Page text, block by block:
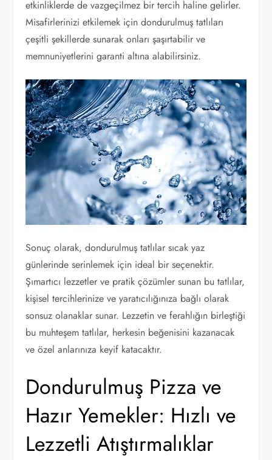
etkinliklerde de vazgeçilmez bir tercih haline gelirler.
Misafirlerinizi etkilemek için dondurulmuş tatlıları
çeşitli şekillerde sunarak onları şaşırtabilir ve
memnuniyetlerini garanti altına alabilirsiniz.
Sonuç olarak, dondurulmuş tatlılar sıcak yaz
günlerinde serinlemek için ideal bir seçenektir.
Şımartıcı lezzetler ve pratik çözümler sunan bu tatlılar,
kişisel tercihlerinize ve yaratıcılığınıza bağlı olarak
sonsuz olanaklar sunar. Lezzetin ve ferahlığın birleştiği
bu muhteşem tatlılar, herkesin beğenisini kazanacak
ve özel anlarınıza keyif katacaktır.
Dondurulmuş Pizza ve
Hazır Yemekler: Hızlı ve
Lezzetli Atıştırmalıklar